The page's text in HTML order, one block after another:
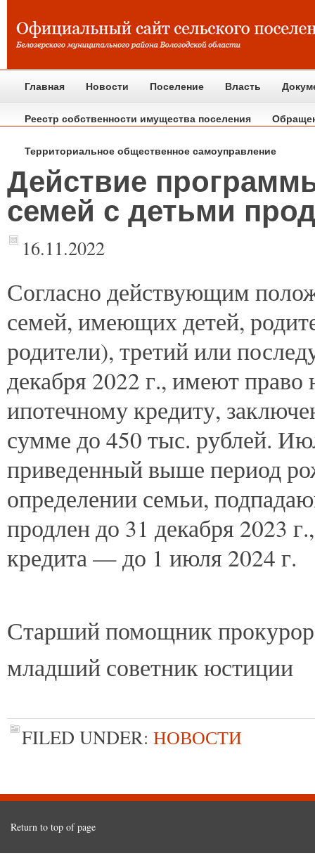
Главная Новости Поселение Власть
Реестр собственности имущества поселения
Территориальное общественное самоуправление
Действие
семей с детьми
16.11.2022
Согласно действующим
семей, имеющих детей,
родители), третий или
декабря 2022 г., имеют право
ипотечному кредиту,
сумме до 450 тыс. рублей.
приведенный выше период
определении семьи,
продлен до 31 декабря 2023
кредита — до 1 июля 2024 г.
Старший помощник
младший
FILED UNDER: НОВОСТИ
Return to top of page